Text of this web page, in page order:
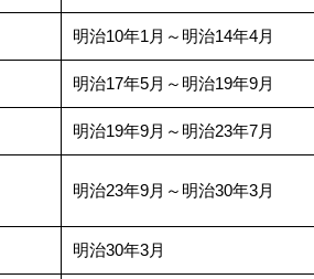
明治10年1月～明治14年4月
明治17年5月～明治19年9月
明治19年9月～明治23年7月
明治23年9月～明治30年3月
明治30年3月